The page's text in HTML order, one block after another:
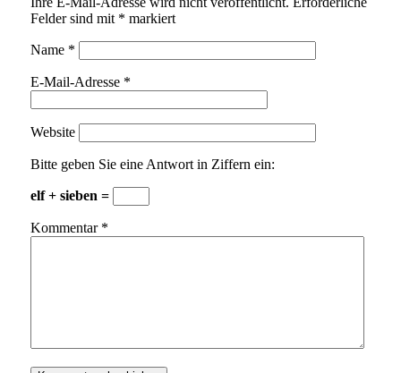
Felder sind mit * markiert
Name *
E-Mail-Adresse *
Website
Bitte geben Sie eine Antwort in Ziffern ein:
elf + sieben =
Kommentar *